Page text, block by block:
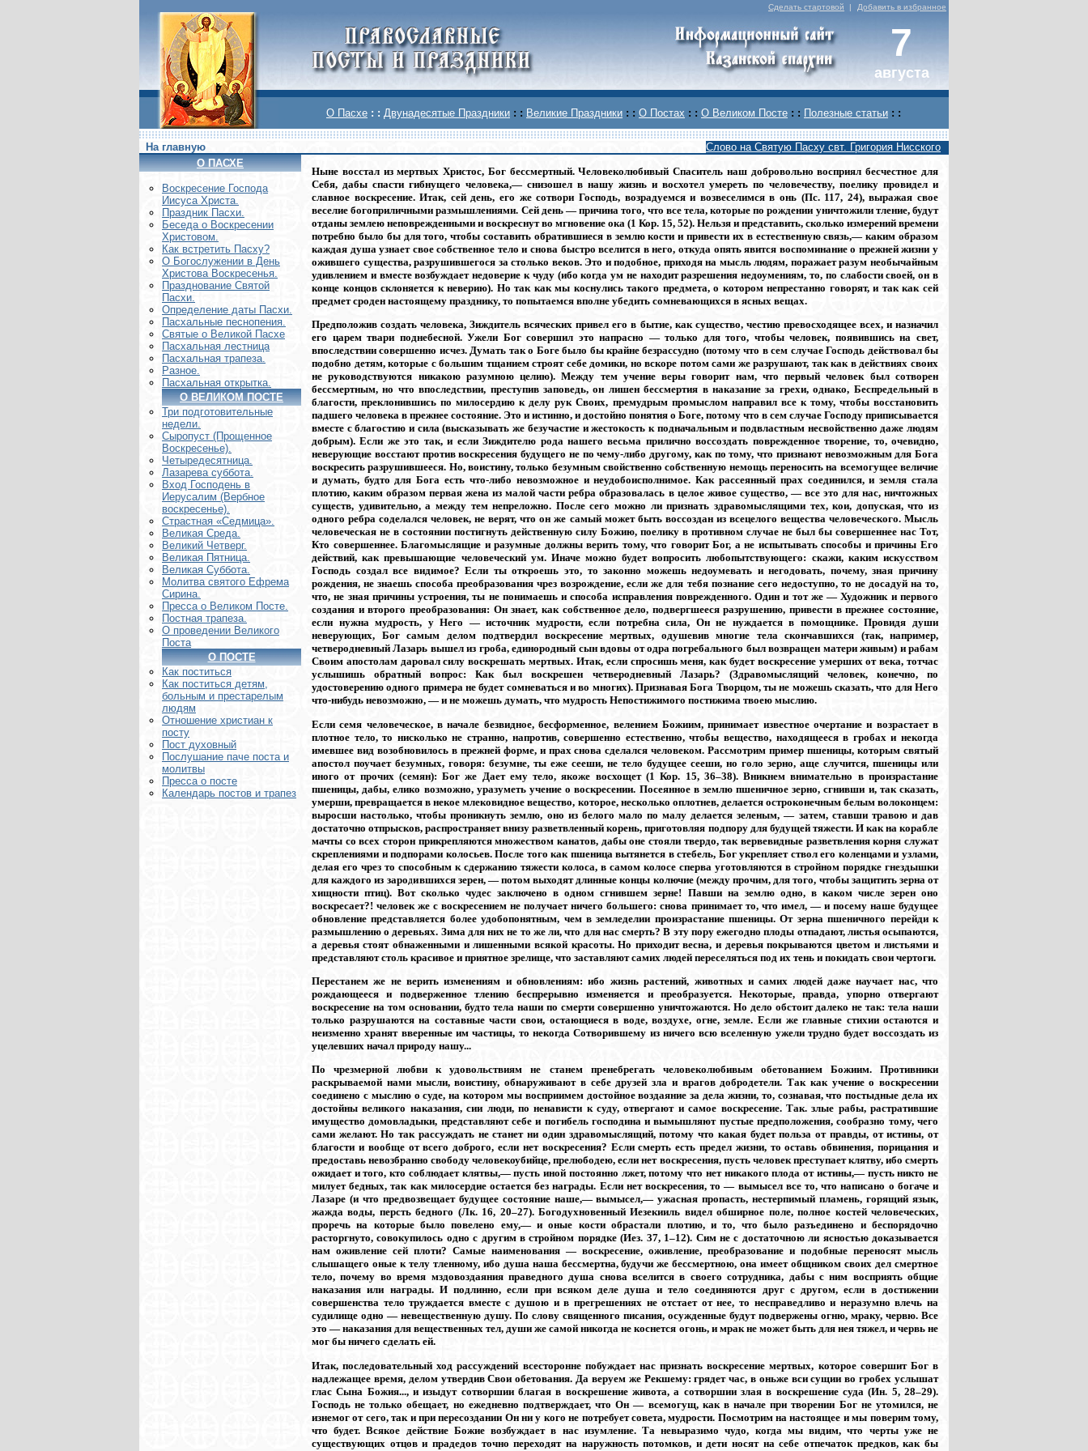
Сделать стартовой | Добавить в избранное
7
августа
О Пасхе : : Двунадесятые Праздники : : Великие Праздники : : О Постах : : О Великом Посте : : Полезные статьи : :
На главную
Слово на Святую Пасху свт. Григория Нисского
О ПАСХЕ
Воскреcение Господа
Иисуса Христа.
Праздник Пасхи.
Беседа о Воскресении
Христовом.
Как встретить Пасху?
О Богослужении в День
Христова Воскресенья.
Празднование Святой
Пасхи.
Определение даты Пасхи.
Пасхальные песнопения.
Святые о Великой Пасхе
Пасхальная лестница
Пасхальная трапеза.
Разное.
Пасхальная открытка.
О ВЕЛИКОМ ПОСТЕ
Три подготовительные
недели.
Сыропуст (Прощенное
Воскресенье).
Четыредесятница.
Лазарева суббота.
Вход Господень в
Иерусалим (Вербное
воскресенье).
Страстная «Седмица».
Великая Среда.
Великий Четверг.
Великая Пятница.
Великая Суббота.
Молитва святого Ефрема
Сирина.
Пресса о Великом Посте.
Постная трапеза.
О проведении Великого
Поста
О ПОСТЕ
Как поститься
Как поститься детям,
больным и престарелым
людям
Отношение христиан к
посту
Пост духовный
Послушание паче поста и
молитвы
Пресса о посте
Календарь постов и трапез
Ныне восстал из мертвых Христос, Бог бессмертный. Человеколюбивый Спаситель наш добровольно восприял бесчестное для
Себя, дабы спасти гибнущего человека,— снизошел в нашу жизнь и восхотел умереть по человечеству, поелику провидел и
славное воскресение. Итак, сей день, его же сотвори Господь, возрадуемся и возвеселимся в онь (Пс. 117, 24), выражая свое
веселие богоприличными размышлениями. Сей день — причина того, что все тела, которые по рождении уничтожили тление, будут
отданы землею неповрежденными и воскреснут во мгновение ока (1 Кор. 15, 52). Нельзя и представить, сколько измерений времени
потребно было бы для того, чтобы составить обратившиеся в землю кости и привести их в естественную связь,— каким образом
каждая душа узнает свое собственное тело и снова быстро вселится в него, откуда опять явится воспоминание о прежней жизни у
ожившего существа, разрушившегося за столько веков. Это и подобное, приходя на мысль людям, поражает разум необычайным
удивлением и вместе возбуждает недоверие к чуду (ибо когда ум не находит разрешения недоумениям, то, по слабости своей, он в
конце концов склоняется к неверию). Но так как мы коснулись такого предмета, о котором непрестанно говорят, и так как сей
предмет сроден настоящему празднику, то попытаемся вполне убедить сомневающихся в ясных вещах.
Предположив создать человека, Зиждитель всяческих привел его в бытие, как существо, честию превосходящее всех, и назначил
его царем твари поднебесной. Ужели Бог совершил это напрасно — только для того, чтобы человек, появившись на свет,
впоследствии совершенно исчез. Думать так о Боге было бы крайне безрассудно (потому что в сем случае Господь действовал бы
подобно детям, которые с большим тщанием строят себе домики, но вскоре потом сами же разрушают, так как в действиях своих
не руководствуются никакою разумною целию). Между тем учение веры говорит нам, что первый человек был сотворен
бессмертным, но что впоследствии, преступив заповедь, он лишен бессмертия в наказание за грехи, однако, Беспредельный в
благости, преклонившись по милосердию к делу рук Своих, премудрым промыслом направил все к тому, чтобы восстановить
падшего человека в прежнее состояние. Это и истинно, и достойно понятия о Боге, потому что в сем случае Господу приписывается
вместе с благостию и сила (высказывать же безучастие и жестокость к подначальным и подвластным несвойственно даже людям
добрым). Если же это так, и если Зиждителю рода нашего весьма прилично воссоздать поврежденное творение, то, очевидно,
неверующие восстают против воскресения будущего не по чему-либо другому, как по тому, что признают невозможным для Бога
воскресить разрушившееся. Но, воистину, только безумным свойственно собственную немощь переносить на всемогущее величие
и думать, будто для Бога есть что-либо невозможное и неудобоисполнимое. Как рассеянный прах соединился, и земля стала
плотию, каким образом первая жена из малой части ребра образовалась в целое живое существо, — все это для нас, ничтожных
существ, удивительно, а между тем непреложно. После сего можно ли признать здравомыслящими тех, кои, допуская, что из
одного ребра соделался человек, не верят, что он же самый может быть воссоздан из всецелого вещества человеческого. Мысль
человеческая не в состоянии постигнуть действенную силу Божию, поелику в противном случае не был бы совершеннее нас Тот,
Кто совершеннее. Благомыслящие и разумные должны верить тому, что говорит Бог, а не испытывать способы и причины Его
действий, как превышающие человеческий ум. Иначе можно будет вопросить любопытствующего: скажи, каким искусством
Господь создал все видимое? Если ты откроешь это, то законно можешь недоумевать и негодовать, почему, зная причину
рождения, не знаешь способа преобразования чрез возрождение, если же для тебя познание сего недоступно, то не досадуй на то,
что, не зная причины устроения, ты не понимаешь и способа исправления поврежденного. Один и тот же — Художник и первого
создания и второго преобразования: Он знает, как собственное дело, подвергшееся разрушению, привести в прежнее состояние,
если нужна мудрость, у Него — источник мудрости, если потребна сила, Он не нуждается в помощнике. Провидя души
неверующих, Бог самым делом подтвердил воскресение мертвых, одушевив многие тела скончавшихся (так, например,
четверодневный Лазарь вышел из гроба, единородный сын вдовы от одра погребального был возвращен матери живым) и рабам
Своим апостолам даровал силу воскрешать мертвых. Итак, если спросишь меня, как будет воскресение умерших от века, тотчас
услышишь обратный вопрос: Как был воскрешен четверодневный Лазарь? (Здравомыслящий человек, конечно, по
удостоверению одного примера не будет сомневаться и во многих). Признавая Бога Творцом, ты не можешь сказать, что для Него
что-нибудь невозможно, — и не можешь думать, что мудрость Непостижимого постижима твоею мыслию.
Если семя человеческое, в начале безвидное, бесформенное, велением Божиим, принимает известное очертание и возрастает в
плотное тело, то нисколько не странно, напротив, совершенно естественно, чтобы вещество, находящееся в гробах и некогда
имевшее вид возобновилось в прежней форме, и прах снова сделался человеком. Рассмотрим пример пшеницы, которым святый
апостол поучает безумных, говоря: безумне, ты еже сееши, не тело будущее сееши, но голо зерно, аще случится, пшеницы или
иного от прочих (семян): Бог же Дает ему тело, якоже восхощет (1 Кор. 15, 36–38). Вникнем внимательно в произрастание
пшеницы, дабы, елико возможно, уразуметь учение о воскресении. Посеянное в землю пшеничное зерно, сгнивши и, так сказать,
умерши, превращается в некое млековидное вещество, которое, несколько оплотнев, делается остроконечным белым волоконцем:
выросши настолько, чтобы проникнуть землю, оно из белого мало по малу делается зеленым, — затем, ставши травою и дав
достаточно отпрысков, распространяет внизу разветвленный корень, приготовляя подпору для будущей тяжести. И как на корабле
мачты со всех сторон прикрепляются множеством канатов, дабы оне стояли твердо, так вервевидные разветвления корня служат
скреплениями и подпорами колосьев. После того как пшеница вытянется в стебель, Бог укрепляет ствол его коленцами и узлами,
делая его чрез то способным к сдержанию тяжести колоса, в самом колосе сперва уготовляются в стройном порядке гнездышки
для каждого из зародившихся зерен, — потом выходят длинные концы колючие (между прочим, для того, чтобы защитить зерна от
хищности птиц). Вот сколько чудес заключено в одном сгнившем зерне! Павши на землю одно, в каком числе зерен оно
воскресает?! человек же с воскресением не получает ничего большего: снова принимает то, что имел, — и посему наше будущее
обновление представляется более удобопонятным, чем в земледелии произрастание пшеницы. От зерна пшеничного перейди к
размышлению о деревьях. Зима для них не то же ли, что для нас смерть? В эту пору ежегодно плоды отпадают, листья осыпаются,
а деревья стоят обнаженными и лишенными всякой красоты. Но приходит весна, и деревья покрываются цветом и листьями и
представляют столь красивое и приятное зрелище, что заставляют самих людей переселяться под их тень и покидать свои чертоги.
Перестанем же не верить изменениям и обновлениям: ибо жизнь растений, животных и самих людей даже научает нас, что
рождающееся и подверженное тлению беспрерывно изменяется и преобразуется. Некоторые, правда, упорно отвергают
воскресение на том основании, будто тела наши по смерти совершенно уничтожаются. Но дело обстоит далеко не так: тела наши
только разрушаются на составные части свои, остающиеся в воде, воздухе, огне, земле. Если же главные стихии остаются и
неизменно хранят вверенные им частицы, то некогда Сотворившему из ничего всю вселенную ужели трудно будет воссоздать из
уцелевших начал природу нашу...
По чрезмерной любви к удовольствиям не станем пренебрегать человеколюбивым обетованием Божиим. Противники
раскрываемой нами мысли, воистину, обнаруживают в себе друзей зла и врагов добродетели. Так как учение о воскресении
соединено с мыслию о суде, на котором мы восприимем достойное воздаяние за дела жизни, то, сознавая, что постыдные дела их
достойны великого наказания, сии люди, по ненависти к суду, отвергают и самое воскресение. Так. злые рабы, растратившие
имущество домовладыки, представляют себе и погибель господина и вымышляют пустые предположения, сообразно тому, чего
сами желают. Но так рассуждать не станет ни один здравомыслящий, потому что какая будет польза от правды, от истины, от
благости и вообще от всего доброго, если нет воскресения? Если смерть есть предел жизни, то оставь обвинения, порицания и
предоставь невозбранно свободу человекоубийце, прелюбодею, если нет воскресения, пусть человек преступает клятву, ибо смерть
ожидает и того, кто соблюдает клятвы,— пусть иной постоянно лжет, потому что нет никакого плода от истины,— пусть никто не
милует бедных, так как милосердие остается без награды. Если нет воскресения, то — вымысел все то, что написано о богаче и
Лазаре (и что предвозвещает будущее состояние наше,— вымысел,— ужасная пропасть, нестерпимый пламень, горящий язык,
жажда воды, персть бедного (Лк. 16, 20–27). Богодухновенный Иезекииль видел обширное поле, полное костей человеческих,
проречь на которые было повелено ему,— и оные кости обрастали плотию, и то, что было разъединено и беспорядочно
расторгнуто, совокупилось одно с другим в стройном порядке (Иез. 37, 1–12). Сим не с достаточною ли ясностью доказывается
нам оживление сей плоти? Самые наименования — воскресение, оживление, преобразование и подобные переносят мысль
слышащего оные к телу тленному, ибо душа наша бессмертна, будучи же бессмертною, она имеет общником своих дел смертное
тело, почему во время мздовоздаяния праведного душа снова вселится в своего сотрудника, дабы с ним восприять общие
наказания или награды. И подлинно, если при всяком деле душа и тело соединяются друг с другом, если в достижении
совершенства тело труждается вместе с душою и в прегрешениях не отстает от нее, то несправедливо и неразумно влечь на
судилище одно — невещественную душу. По слову священного писания, осужденные будут подвержены огню, мраку, червю. Все
это — наказания для вещественных тел, души же самой никогда не коснется огонь, и мрак не может быть для нея тяжел, и червь не
мог бы ничего сделать ей.
Итак, последовательный ход рассуждений всесторонне побуждает нас признать воскресение мертвых, которое совершит Бог в
надлежащее время, делом утвердив Свои обетования. Да веруем же Рекшему: грядет час, в оньже вси сущии во гробех услышат
глас Сына Божия..., и изыдут сотворшии благая в воскрешение живота, а сотворшии злая в воскрешение суда (Ин. 5, 28–29).
Господь не только обещает, но ежедневно подтверждает, что Он — всемогущ, как в начале при творении Бог не утомился, не
изнемог от сего, так и при пересоздании Он ни у кого не потребует совета, мудрости. Посмотрим на настоящее и мы поверим тому,
что будет. Всякое действие Божие возбуждает в нас изумление. Та невыразимо чудо, когда мы видим, что черты уже не
существующих отцов и прадедов точно переходят на наружность потомков, и дети носят на себе отпечаток предков, как бы